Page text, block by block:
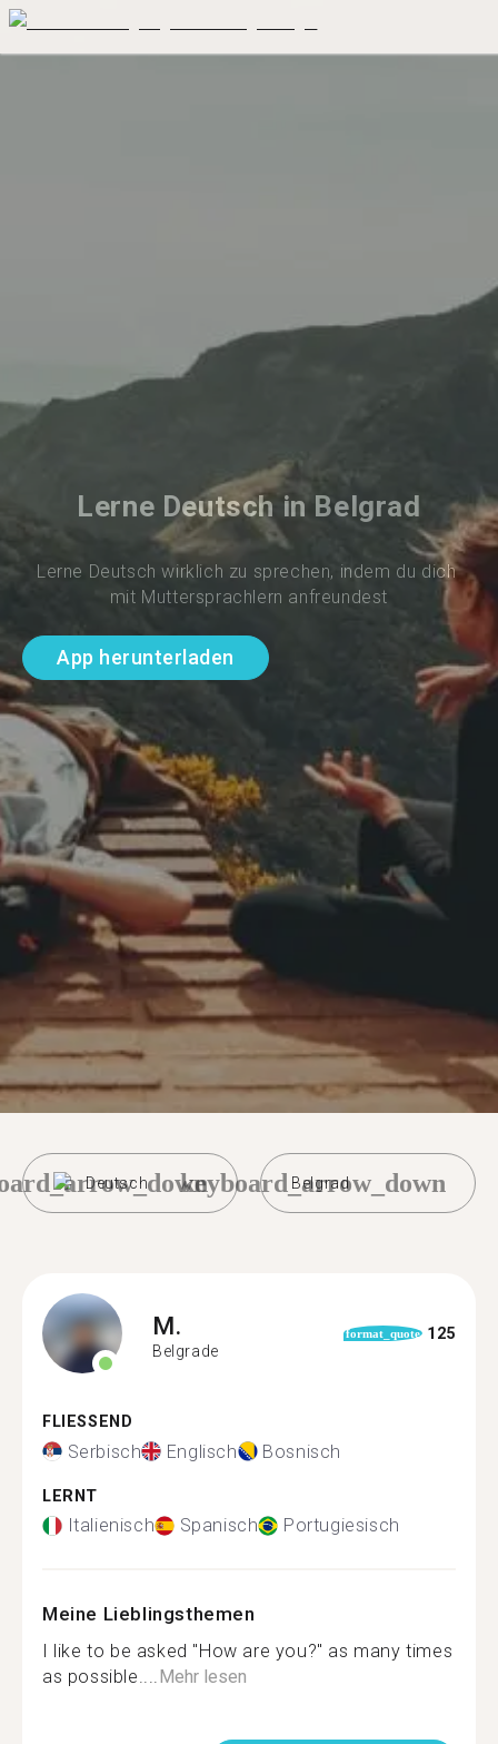
Lerne Deutsch in Belgrad
Lerne Deutsch wirklich zu sprechen, indem du dich
mit Muttersprachlern anfreundest
App herunterladen
Deutsch Belgrad
keyboard_arrow_down
M.
Belgrade
format_quote 125
FLIESSEND
Serbisch Englisch Bosnisch
LERNT
Italienisch Spanisch Portugiesisch
Meine Lieblingsthemen
I like to be asked "How are you?" as many times
as possible....Mehr lesen